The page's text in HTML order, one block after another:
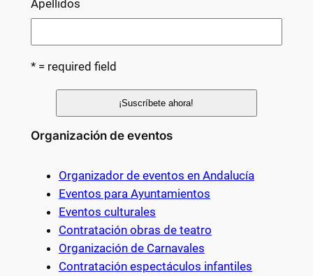
Apellidos
* = required field
Organización de eventos
Organizador de eventos en Andalucía
Eventos para Ayuntamientos
Eventos culturales
Contratación obras de teatro
Organización de Carnavales
Contratación espectáculos infantiles